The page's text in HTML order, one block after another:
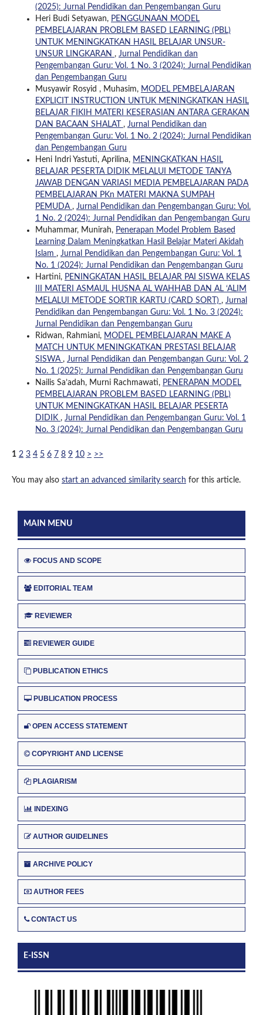
(2025): Jurnal Pendidikan dan Pengembangan Guru
Heri Budi Setyawan, PENGGUNAAN MODEL
PEMBELAJARAN PROBLEM BASED LEARNING (PBL)
UNTUK MENINGKATKAN HASIL BELAJAR UNSUR-
UNSUR LINGKARAN , Jurnal Pendidikan dan
Pengembangan Guru: Vol. 1 No. 3 (2024): Jurnal Pendidikan
dan Pengembangan Guru
Musyawir Rosyid , Muhasim, MODEL PEMBELAJARAN
EXPLICIT INSTRUCTION UNTUK MENINGKATKAN HASIL
BELAJAR FIKIH MATERI KESERASIAN ANTARA GERAKAN
DAN BACAAN SHALAT , Jurnal Pendidikan dan
Pengembangan Guru: Vol. 1 No. 2 (2024): Jurnal Pendidikan
dan Pengembangan Guru
Heni Indri Yastuti, Aprilina, MENINGKATKAN HASIL
BELAJAR PESERTA DIDIK MELALUI METODE TANYA
JAWAB DENGAN VARIASI MEDIA PEMBELAJARAN PADA
PEMBELAJARAN PKn MATERI MAKNA SUMPAH
PEMUDA , Jurnal Pendidikan dan Pengembangan Guru: Vol.
1 No. 2 (2024): Jurnal Pendidikan dan Pengembangan Guru
Muhammar, Munirah, Penerapan Model Problem Based
Learning Dalam Meningkatkan Hasil Belajar Materi Akidah
Islam , Jurnal Pendidikan dan Pengembangan Guru: Vol. 1
No. 1 (2024): Jurnal Pendidikan dan Pengembangan Guru
Hartini, PENINGKATAN HASIL BELAJAR PAI SISWA KELAS
III MATERI ASMAUL HUSNA AL WAHHAB DAN AL ‘ALIM
MELALUI METODE SORTIR KARTU (CARD SORT) , Jurnal
Pendidikan dan Pengembangan Guru: Vol. 1 No. 3 (2024):
Jurnal Pendidikan dan Pengembangan Guru
Ridwan, Rahmiani, MODEL PEMBELAJARAN MAKE A
MATCH UNTUK MENINGKATKAN PRESTASI BELAJAR
SISWA , Jurnal Pendidikan dan Pengembangan Guru: Vol. 2
No. 1 (2025): Jurnal Pendidikan dan Pengembangan Guru
Nailis Sa’adah, Murni Rachmawati, PENERAPAN MODEL
PEMBELAJARAN PROBLEM BASED LEARNING (PBL)
UNTUK MENINGKATKAN HASIL BELAJAR PESERTA
DIDIK , Jurnal Pendidikan dan Pengembangan Guru: Vol. 1
No. 3 (2024): Jurnal Pendidikan dan Pengembangan Guru
1 2 3 4 5 6 7 8 9 10 > >>
You may also start an advanced similarity search for this article.
MAIN MENU
FOCUS AND SCOPE
EDITORIAL TEAM
REVIEWER
REVIEWER GUIDE
PUBLICATION ETHICS
PUBLICATION PROCESS
OPEN ACCESS STATEMENT
COPYRIGHT AND LICENSE
PLAGIARISM
INDEXING
AUTHOR GUIDELINES
ARCHIVE POLICY
AUTHOR FEES
CONTACT US
E-ISSN